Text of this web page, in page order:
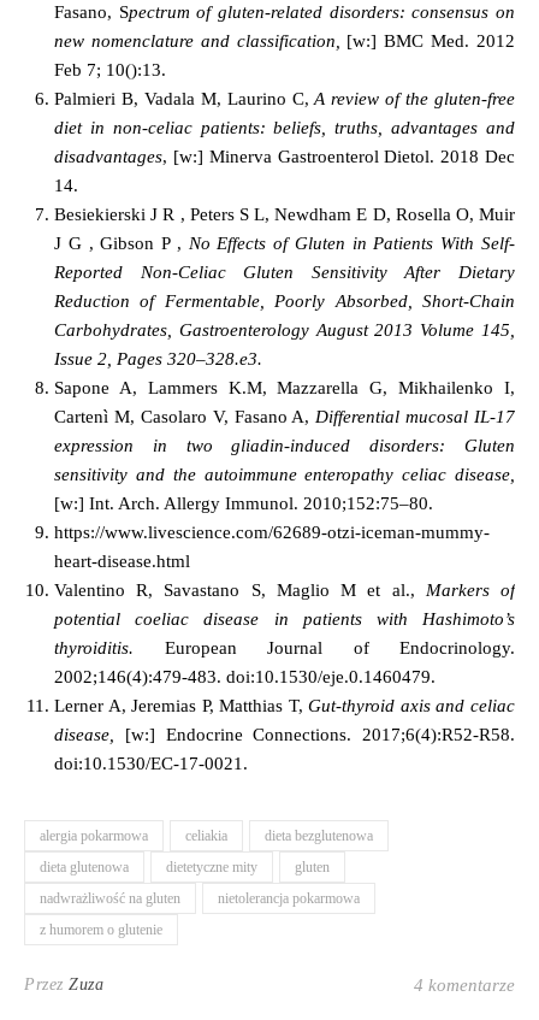
Fasano, Spectrum of gluten-related disorders: consensus on
new nomenclature and classification, [w:] BMC Med. 2012
Feb 7; 10():13.
Palmieri B, Vadala M, Laurino C,A review of thegluten-free
diet in non-celiac patients: beliefs, truths, advantages and
disadvantages, [w:] Minerva Gastroenterol Dietol. 2018 Dec
14.
Besiekierski J R , Peters S L, Newdham E D, Rosella O, Muir
J G , Gibson P , No Effects of Gluten in Patients With Self-
Reported Non-Celiac Gluten Sensitivity After Dietary
Reduction of Fermentable, Poorly Absorbed, Short-Chain
Carbohydrates, Gastroenterology August 2013 Volume 145,
Issue 2, Pages 320–328.e3.
Sapone A, Lammers K.M, Mazzarella G, Mikhailenko I,
Cartenì M, Casolaro V, Fasano A, Differential mucosal IL-17
expression in two gliadin-induced disorders: Gluten
sensitivity and the autoimmune enteropathy celiac disease,
[w:] Int. Arch. Allergy Immunol. 2010;152:75–80.
https://www.livescience.com/62689-otzi-iceman-mummy-
heart-disease.html
Valentino R, Savastano S, Maglio M et al., Markers of
potential coeliac disease in patients with Hashimoto’s
thyroiditis. European Journal of Endocrinology.
2002;146(4):479-483. doi:10.1530/eje.0.1460479.
Lerner A, Jeremias P, Matthias T,Gut-thyroid axis and celiac
disease, [w:] Endocrine Connections. 2017;6(4):R52-R58.
doi:10.1530/EC-17-0021.
alergia pokarmowa celiakia
dieta bezglutenowa
dieta glutenowa
dietetyczne mity
gluten
nadwrażliwość na gluten
nietolerancja pokarmowa
z humorem o glutenie
Przez Zuza 4 komentarze